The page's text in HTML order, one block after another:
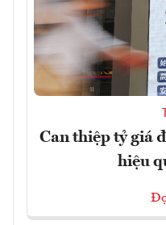
Can thiệp tỷ giá
hiệu